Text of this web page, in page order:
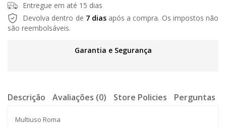
Entregue em até 15 dias
Devolva dentro de 7 diasapós a compra. Os impostos não
são reembolsáveis.
Garantia e Segurança
Descrição Avaliações (0) Store Policies Perguntas
Multiuso Roma